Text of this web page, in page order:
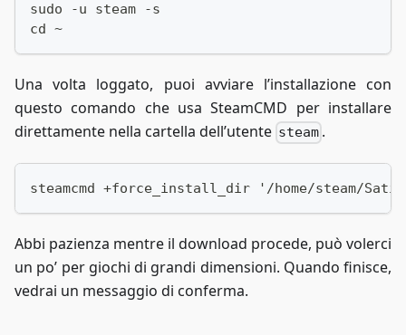
sudo -u steam -s
cd ~
Una volta loggato, puoi avviare l’installazione con
questo comando che usa SteamCMD per installare
direttamente nella cartella dell’utente steam .
steamcmd +force_install_dir '/home/steam/
Abbi pazienza mentre il download procede, può volerci
un po’ per giochi di grandi dimensioni. Quando finisce,
vedrai un messaggio di conferma.